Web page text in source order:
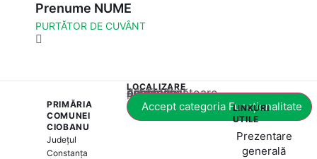
Prenume NUME
PURTĂTOR DE CUVÂNT
PRIMĂRIA
COMUNEI
CIOBANU
Județul
Constanța
LOCALIZARE
Acest conținut este blocat până când acceptați categoria corespunzătoare de cookie-uri.
Accept categoria Funcționalitate
LINKURI
UTILE
Prezentare
generală